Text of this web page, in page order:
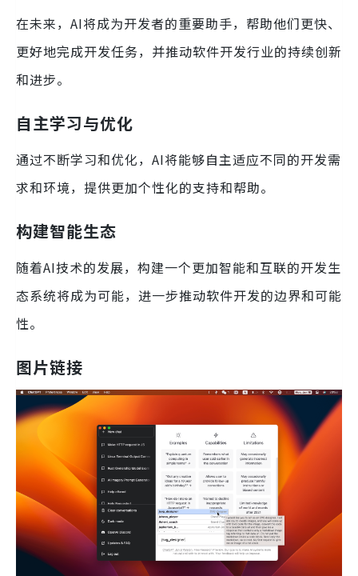
在未来，AI将成为开发者的重要助手，帮助他们更快、
更好地完成开发任务，并推动软件开发行业的持续创新
和进步。
自主学习与优化
通过不断学习和优化，AI将能够自主适应不同的开发需
求和环境，提供更加个性化的支持和帮助。
构建智能生态
随着AI技术的发展，构建一个更加智能和互联的开发生
态系统将成为可能，进一步推动软件开发的边界和可能
性。
图片链接